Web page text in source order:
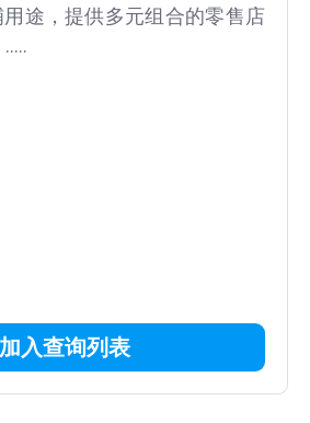
途，提供多元组合的零售店
加入查询列表